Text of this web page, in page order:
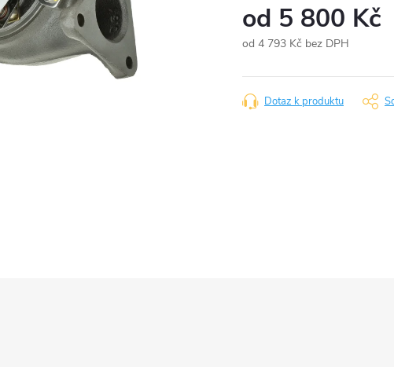
od 5 800 Kč
od 4 793 Kč bez DPH
cena:
Dotaz k produktu